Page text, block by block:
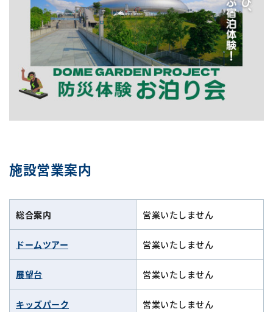
施設営業案内
総合案内 営業いたしません
ドームツアー 営業いたしません
展望台 営業いたしません
キッズパーク
営業いたしません